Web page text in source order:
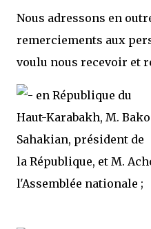
Nous adressons en
remerciements aux
voulu nous recevoir et
en République du
Haut-Karabakh, M. Bako
Sahakian, président de
la République, et M.
l'Assemblée nationale ;